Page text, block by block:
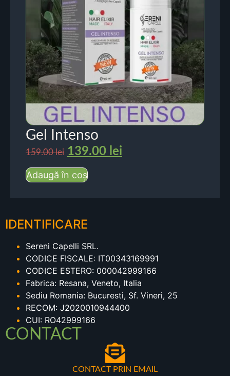
Gel Intenso
159.00lei 139.00 lei
Adaugă în coș
IDENTIFICARE
Sereni Capelli SRL.
CODICE FISCALE: IT00343169991
CODICE ESTERO: 000042999166
Fabrica: Resana, Veneto, Italia
Sediu Romania: Bucuresti, Sf. Vineri, 25
RECOM: J2020010944400
CUI: RO42999166
CONTACT
CONTACT PRIN EMAIL